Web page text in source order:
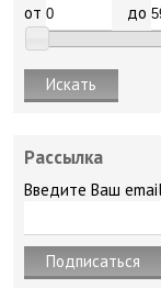
от
до
Рассылка
Введите Ваш